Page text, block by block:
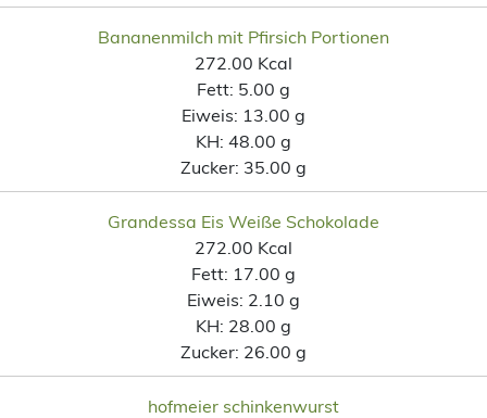
Bananenmilch mit Pfirsich Portionen
272.00 Kcal
Fett: 5.00 g
Eiweis: 13.00 g
KH: 48.00 g
Zucker: 35.00 g
Grandessa Eis Weiße Schokolade
272.00 Kcal
Fett: 17.00 g
Eiweis: 2.10 g
KH: 28.00 g
Zucker: 26.00 g
hofmeier schinkenwurst